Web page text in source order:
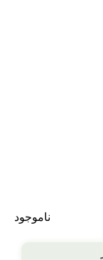
ناموجود